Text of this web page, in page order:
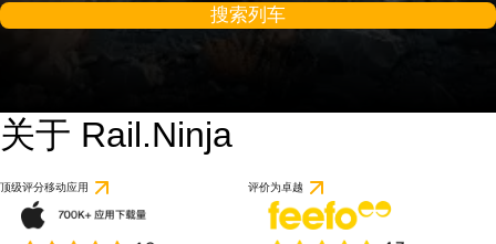
搜索列车
关于 Rail.Ninja
顶级评分移动应用 评价为卓越